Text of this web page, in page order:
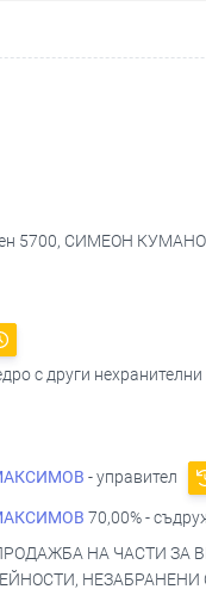
5700, СИМЕОН
с други нехранителни
- управител
70,00% -
НА ЧАСТИ
НЕЗАБРАНЕНИ